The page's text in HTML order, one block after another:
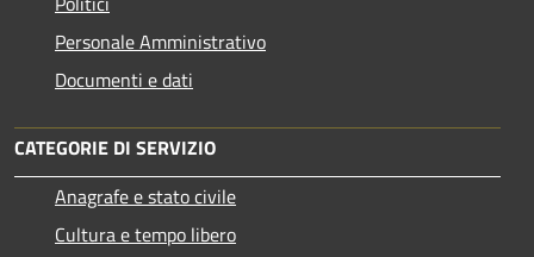
Personale Amministrativo
Documenti e dati
CATEGORIE DI SERVIZIO
Anagrafe e stato civile
Cultura e tempo libero